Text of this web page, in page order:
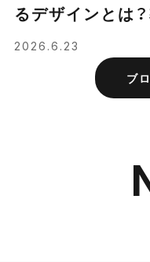
るデザインとは
ジ制作の優先順位
2026.6.23
ブ